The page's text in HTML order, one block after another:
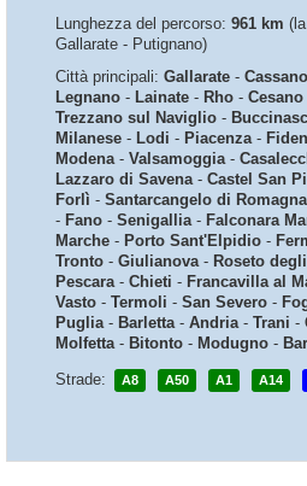
Lunghezza del percorso: 961 km
Gallarate - Putignano)
Città principali: Gallarate -
Legnano - Lainate - Rho -
Trezzano sul Naviglio -
Milanese - Lodi - Piacenza-
Modena- Valsamoggia-
Lazzaro di Savena- Castel San
Forlì - Santarcangelo di Romagna
- Fano - Senigallia- Falconara
Marche - Porto Sant'Elpidio -
Tronto - Giulianova- Roseto
Pescara- Chieti - Francavilla al
Vasto - Termoli - San Severo -
Puglia- Barletta- Andria- Trani -
Molfetta- Bitonto - Modugno -
Strade:
A8 A50 A1 A14